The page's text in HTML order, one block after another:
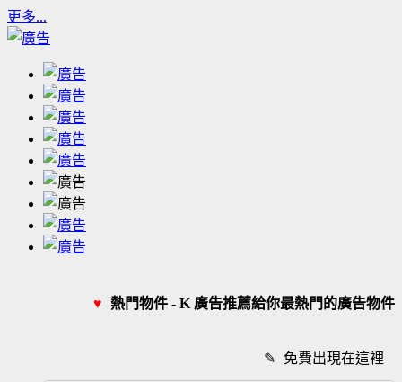
更多...
♥ 熱門物件 - K 廣告推薦給你最熱門的廣告物件
✎ 免費出現在這裡